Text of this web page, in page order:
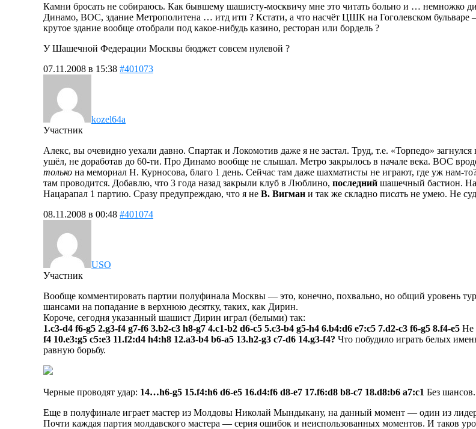
Камни бросать не собираюсь. Как бывшему шашисту-москвичу мне это читать больно и … немножко
Динамо, ВОС, здание Метрополитена … итд итп ? Кстати, а что насчёт ЦШК на Гоголевском
крутое здание вообще отобрали под какое-нибудь казино, ресторан или бордель ?
У Шашечной Федерации Москвы бюджет совсем нулевой ?
07.11.2008 в 15:38 #401073
kozel64a
Участник
Алекс, вы очевидно уехали давно. Спартак и Локомотив даже я не застал. Труд, т.е. «Торпедо»
ушёл, не доработав до 60-ти. Про Динамо вообще не слышал. Метро закрылось в начале века. ВОС
только на мемориал Н. Курносова, благо 1 день. Сейчас там даже шахматисты не играют, где уж нам-
там проводится. Добавлю, что 3 года назад закрыли клуб в Люблино, последний шашечный бастион.
Нацарапал 1 партию. Сразу предупреждаю, что я не В. Вигман и так же складно писать не умею. Не
08.11.2008 в 00:48 #401074
USO
Участник
Вообще комментировать партии полуфинала Москвы — это, конечно, похвально, но общий уровень
шансами на попадание в верхнюю десятку, таких, как Дирин.
Короче, сегодня указанный шашист Дирин играл (белыми) так:
1.c3-d4 f6-g5 2.g3-f4 g7-f6 3.b2-c3 h8-g7 4.c1-b2 d6-c5 5.c3-b4 g5-h4 6.b4:d6 e7:c5 7.d2-c3 f6-g5 8.f4-e5 Не
f4 10.e3:g5 c5:e3 11.f2:d4 h4:h8 12.a3-b4 b6-a5 13.h2-g3 c7-d6 14.g3-f4? Что побудило играть белых
равную борьбу.
Черные проводят удар: 14…h6-g5 15.f4:h6 d6-e5 16.d4:f6 d8-e7 17.f6:d8 b8-c7 18.d8:b6 a7:c1 Без шансов.
Еще в полуфинале играет мастер из Молдовы Николай Мындыкану, на данный момент — один из
Почти каждая партия молдавского мастера — серия ошибок и неиспользованных моментов. И таков